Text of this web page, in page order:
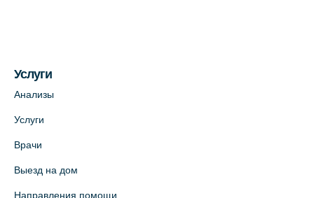
Услуги
Анализы
Услуги
Врачи
Выезд на дом
Направления помощи